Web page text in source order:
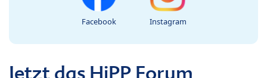
Facebook Instagram